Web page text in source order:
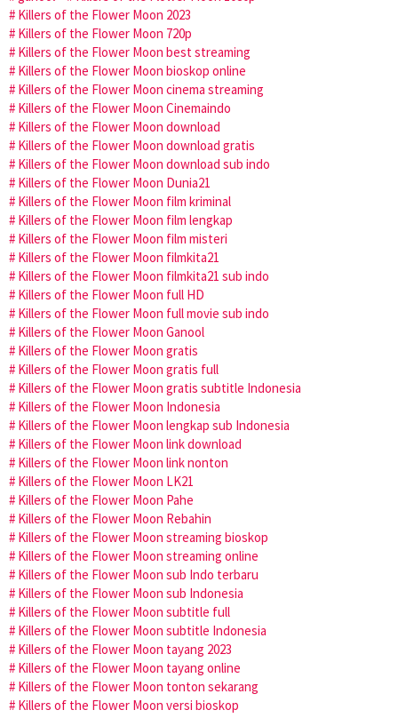
Killers of the Flower Moon 2023
Killers of the Flower Moon 720p
Killers of the Flower Moon best streaming
Killers of the Flower Moon bioskop online
Killers of the Flower Moon cinema streaming
Killers of the Flower Moon Cinemaindo
Killers of the Flower Moon download
Killers of the Flower Moon download gratis
Killers of the Flower Moon download sub indo
Killers of the Flower Moon Dunia21
Killers of the Flower Moon film kriminal
Killers of the Flower Moon film lengkap
Killers of the Flower Moon film misteri
Killers of the Flower Moon filmkita21
Killers of the Flower Moon filmkita21 sub indo
Killers of the Flower Moon full HD
Killers of the Flower Moon full movie sub indo
Killers of the Flower Moon Ganool
Killers of the Flower Moon gratis
Killers of the Flower Moon gratis full
Killers of the Flower Moon gratis subtitle Indonesia
Killers of the Flower Moon Indonesia
Killers of the Flower Moon lengkap sub Indonesia
Killers of the Flower Moon link download
Killers of the Flower Moon link nonton
Killers of the Flower Moon LK21
Killers of the Flower Moon Pahe
Killers of the Flower Moon Rebahin
Killers of the Flower Moon streaming bioskop
Killers of the Flower Moon streaming online
Killers of the Flower Moon sub Indo terbaru
Killers of the Flower Moon sub Indonesia
Killers of the Flower Moon subtitle full
Killers of the Flower Moon subtitle Indonesia
Killers of the Flower Moon tayang 2023
Killers of the Flower Moon tayang online
Killers of the Flower Moon tonton sekarang
Killers of the Flower Moon versi bioskop